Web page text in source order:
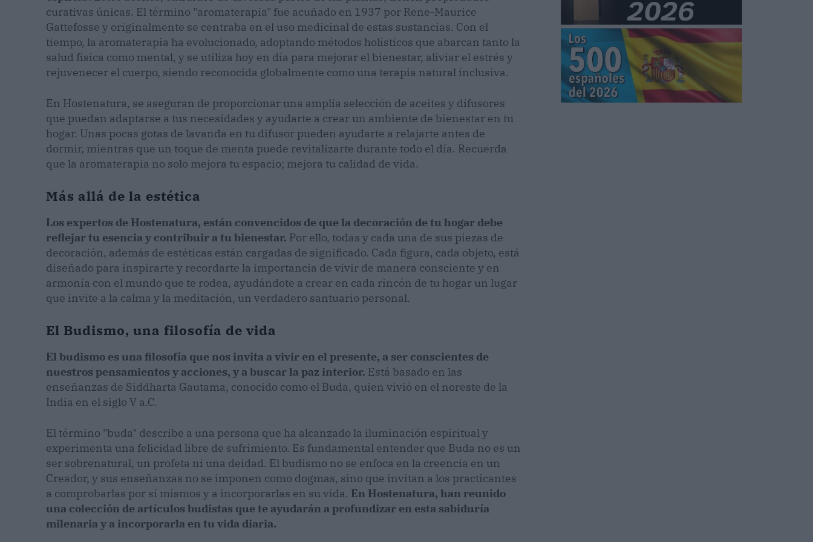
curativas únicas. El término "aromaterapia" fue acuñado en 1937 por Rene-Maurice
Gattefosse y originalmente se centraba en el uso medicinal de estas sustancias. Con el
tiempo, la aromaterapia ha evolucionado, adoptando métodos holísticos que abarcan tanto la
salud física como mental, y se utiliza hoy en día para mejorar el bienestar, aliviar el estrés y
rejuvenecer el cuerpo, siendo reconocida globalmente como una terapia natural inclusiva.
En Hostenatura, se aseguran de proporcionar una amplia selección de aceites y difusores
que puedan adaptarse a tus necesidades y ayudarte a crear un ambiente de bienestar en tu
hogar. Unas pocas gotas de lavanda en tu difusor pueden ayudarte a relajarte antes de
dormir, mientras que un toque de menta puede revitalizarte durante todo el día. Recuerda
que la aromaterapia no solo mejora tu espacio; mejora tu calidad de vida.
Más allá de la estética
Los expertos de Hostenatura, están convencidos de que la decoración de tu hogar debe
reflejar tu esencia y contribuir a tu bienestar. Por ello, todas y cada una de sus piezas de
decoración, además de estéticas están cargadas de significado. Cada figura, cada objeto, está
diseñado para inspirarte y recordarte la importancia de vivir de manera consciente y en
armonía con el mundo que te rodea, ayudándote a crear en cada rincón de tu hogar un lugar
que invite a la calma y la meditación, un verdadero santuario personal.
El Budismo, una filosofía de vida
El budismo es una filosofía que nos invita a vivir en el presente, a ser conscientes de
nuestros pensamientos y acciones, y a buscar la paz interior. Está basado en las
enseñanzas de Siddharta Gautama, conocido como el Buda, quien vivió en el noreste de la
India en el siglo V a.C.
El término "buda" describe a una persona que ha alcanzado la iluminación espiritual y
experimenta una felicidad libre de sufrimiento. Es fundamental entender que Buda no es un
ser sobrenatural, un profeta ni una deidad. El budismo no se enfoca en la creencia en un
Creador, y sus enseñanzas no se imponen como dogmas, sino que invitan a los practicantes
a comprobarlas por sí mismos y a incorporarlas en su vida. En Hostenatura, han reunido
una colección de artículos budistas que te ayudarán a profundizar en esta sabiduría
milenaria y a incorporarla en tu vida diaria.